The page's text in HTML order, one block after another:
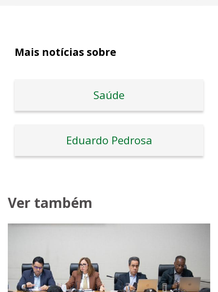
Mais notícias sobre
Saúde
Eduardo Pedrosa
Ver também